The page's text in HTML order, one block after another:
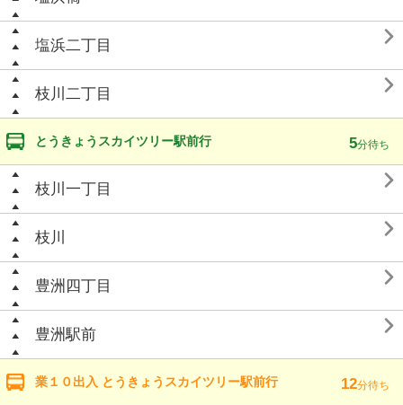
塩浜二丁目 
枝川二丁目 
とうきょうスカイツリー駅前行 5分待ち
枝川一丁目 
枝川 
豊洲四丁目 
豊洲駅前 
業１０出入 とうきょうスカイツリー駅前行 12分待ち